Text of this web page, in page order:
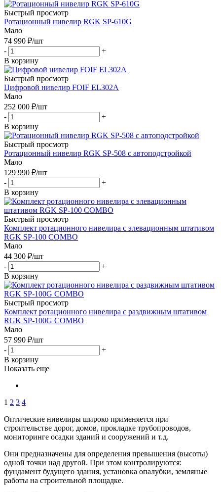
Быстрый просмотр
Ротационный нивелир RGK SP-610G
Мало
74 990 ₽/шт
-
+
В корзину
Быстрый просмотр
Цифровой нивелир FOIF EL302A
Мало
252 000 ₽/шт
-
+
В корзину
Быстрый просмотр
Ротационный нивелир RGK SP-508 с автоподстройкой
Мало
129 990 ₽/шт
-
+
В корзину
Быстрый просмотр
Комплект ротационного нивелира с элевационным штативом
RGK SP-100 COMBO
Мало
44 300 ₽/шт
-
+
В корзину
Быстрый просмотр
Комплект ротационного нивелира с раздвижным штативом
RGK SP-100G COMBO
Мало
57 990 ₽/шт
-
+
В корзину
Показать еще
1 2 3 4
Оптические нивелиры широко применяется при
строительстве дорог, домов, прокладке трубопроводов,
мониторинге осадки зданий и сооружений и т.д.
Они предназначены для определения превышения (высоты)
одной точки над другой. При этом контролируются:
фундамент будущего здания, установка опалубки, земляные
работы на строительной площадке.